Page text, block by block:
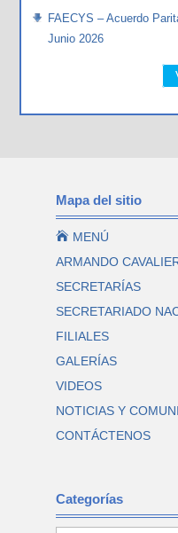
FAECYS – Acuerdo
Junio 2026
Mapa del sitio
 MENÚ
ARMANDO
SECRETARÍAS
SECRETARIADO
FILIALES
GALERÍAS
VIDEOS
NOTICIAS Y
CONTÁCTENOS
Categorías